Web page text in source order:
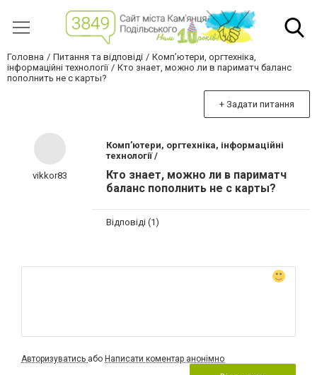
Головна Питання та відповіді
Комп’ютери, оргтехніка,
інформаційні технології
Кто знает, можно ли в париматч баланс
пополнить не с карты?
+ Задати питання
vikkor83
Комп’ютери, оргтехніка, інформаційні
технології /
Кто знает, можно ли в париматч
баланс пополнить не с карты?
Відповіді (1)
Авторизуватись або Написати коментар анонімно